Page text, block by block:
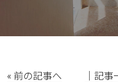
« 前の記事へ │記事